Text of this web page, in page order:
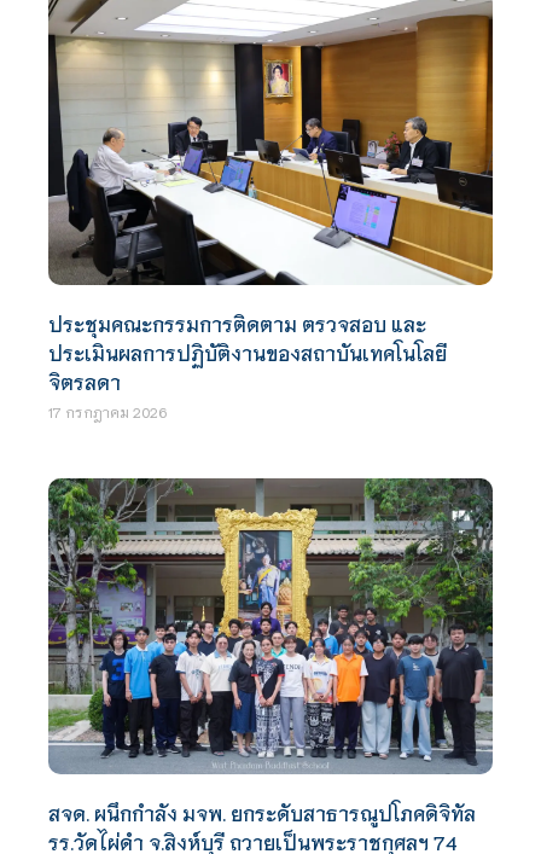
ประชุมคณะกรรมการติดตาม ตรวจสอบ และ
ประเมินผลการปฏิบัติงานของสถาบันเทคโนโลยี
จิตรลดา
17 กรกฎาคม 2026
สจด. ผนึกกำลัง มจพ. ยกระดับสาธารณูปโภคดิจิทัล
รร.วัดไผ่ดำ จ.สิงห์บุรี ถวายเป็นพระราชกุศลฯ 74